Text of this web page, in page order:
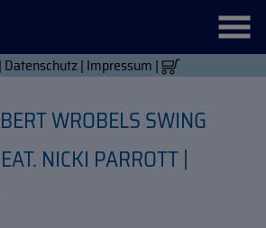
| Datenschutz| Impressum |
WROBELS SWING
NICKI PARROTT |